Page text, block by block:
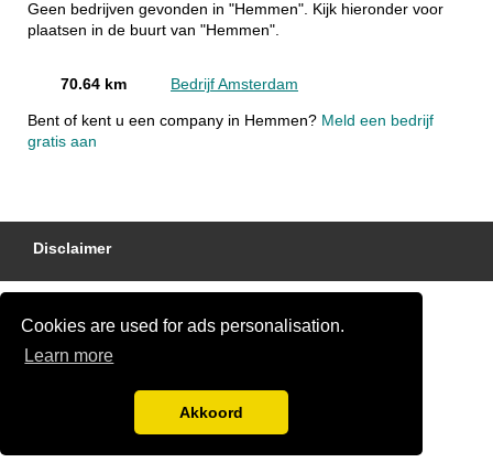
Cookies are used for ads personalisation.
Learn more
Akkoord
Geen bedrijven gevonden in "Hemmen". Kijk hieronder voor
plaatsen in de buurt van "Hemmen".
70.64 km Bedrijf Amsterdam
Bent of kent u een company in Hemmen? Meld een bedrijf
gratis aan
Disclaimer